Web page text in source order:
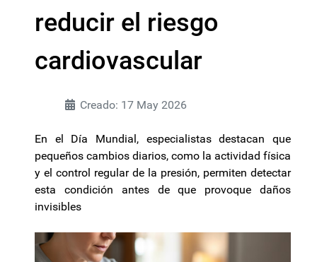
reducir el riesgo
cardiovascular
Creado: 17 May 2026
En el Día Mundial, especialistas destacan que
pequeños cambios diarios, como la actividad física
y el control regular de la presión, permiten detectar
esta condición antes de que provoque daños
invisibles